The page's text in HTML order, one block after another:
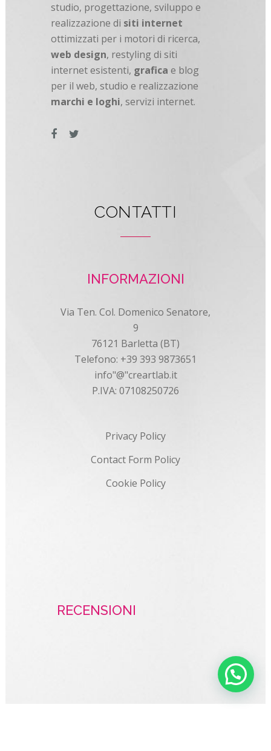
studio, progettazione, sviluppo e
realizzazione di siti internet
ottimizzati per i motori di ricerca,
web design, restyling di siti
internet esistenti, grafica e blog
per il web, studio e realizzazione
marchi e loghi, servizi internet.
CONTATTI
INFORMAZIONI
Via Ten. Col. Domenico Senatore,
9
76121 Barletta (BT)
Telefono: +39 393 9873651
info"@"creartlab.it
P.IVA: 07108250726
Privacy Policy
Contact Form Policy
Cookie Policy
RECENSIONI